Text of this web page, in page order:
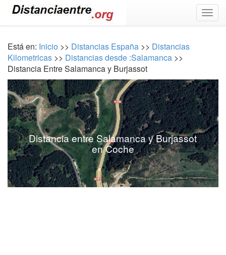
Está en: Inicio >> Distancias España >> Distancias
Kilometricas >> Distancias desde :Salamanca >>
Distancia Entre Salamanca y Burjassot
Distancia entre Salamanca y Burjassot
en Coche